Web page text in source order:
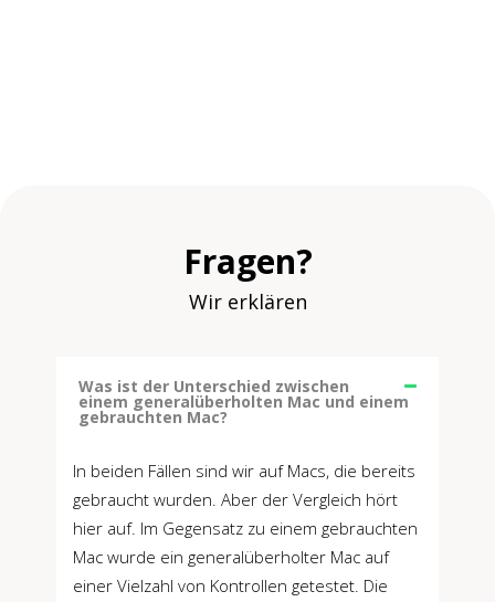
Fragen?
Wir erklären
Was ist der Unterschied zwischen
einem generalüberholten Mac und einem
gebrauchten Mac?
In beiden Fällen sind wir auf Macs, die bereits
gebraucht wurden. Aber der Vergleich hört
hier auf. Im Gegensatz zu einem gebrauchten
Mac wurde ein generalüberholter Mac auf
einer Vielzahl von Kontrollen getestet. Die